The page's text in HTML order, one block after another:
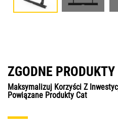
ZGODNE PRODUKTY
Maksymalizuj Korzyści Z
Powiązane Produkty Cat